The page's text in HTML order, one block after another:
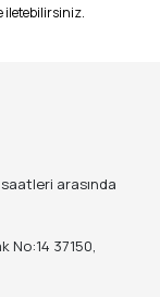
iletebilirsiniz.
saatleri arasında
No:14 37150,